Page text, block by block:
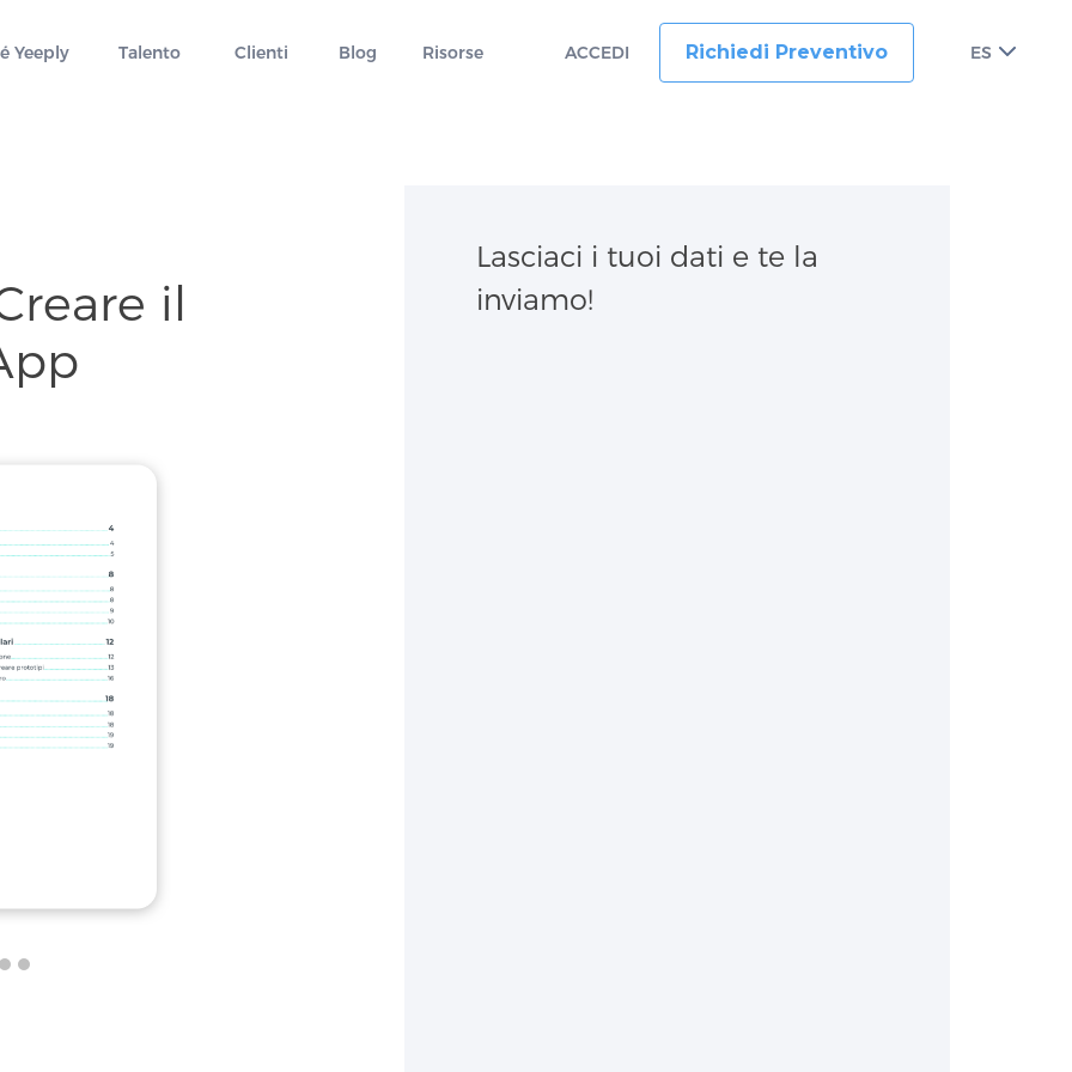
Yeeply Talento Clienti Blog Risorse ACCEDI Richiedi Preventivo ES
il
Lasciaci i tuoi dati e te la
inviamo!